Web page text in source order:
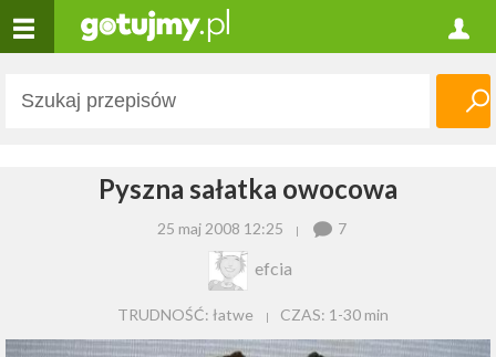
Pyszna sałatka owocowa
25 maj 2008 12:25 7
efcia
TRUDNOŚĆ: łatwe CZAS: 1-30 min